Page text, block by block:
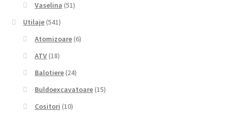
Vaselina (51)
Utilaje (541)
Atomizoare (6)
ATV (18)
Balotiere (24)
Buldoexcavatoare (15)
Cositori (10)